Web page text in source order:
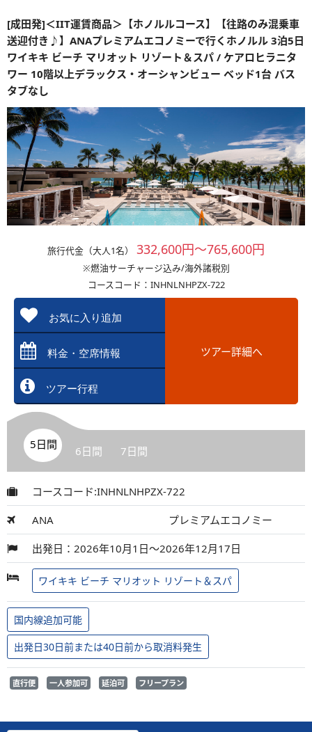
[成田発]＜IIT運賃商品＞【ホノルルコース】【往路のみ混乗車
送迎付き♪】ANAプレミアムエコノミーで行くホノルル 3泊5日
ワイキキ ビーチ マリオット リゾート＆スパ / ケアロヒラニタ
ワー 10階以上デラックス・オーシャンビュー ベッド1台 バス
タブなし
旅行代金（大人1名） 332,600円～765,600円
※燃油サーチャージ込み/海外諸税別
コースコード：INHNLNHPZX-722
お気に入り追加
料金・空席情報
ツアー行程
ツアー詳細へ
5日間 6日間 7日間
コースコード:INHNLNHPZX-722
ANA プレミアムエコノミー
出発日：2026年10月1日～2026年12月17日
ワイキキ ビーチ マリオット リゾート＆スパ
国内線追加可能
出発日30日前または40日前から取消料発生
直行便 一人参加可 延泊可 フリープラン